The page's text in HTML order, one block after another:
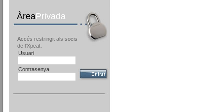
ÀreaPrivada
Accés restringit als socis
de l'Xpcat.
Usuari
Contrasenya